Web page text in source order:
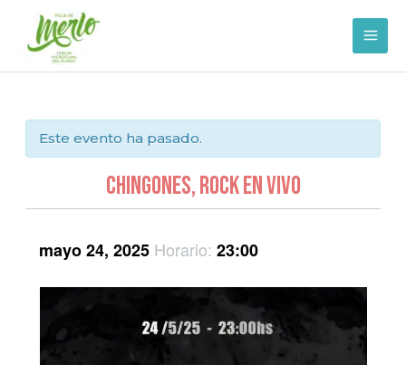
contenido
Este evento ha pasado.
Chingones, Rock en Vivo
mayo 24, 2025 Horario:23:00